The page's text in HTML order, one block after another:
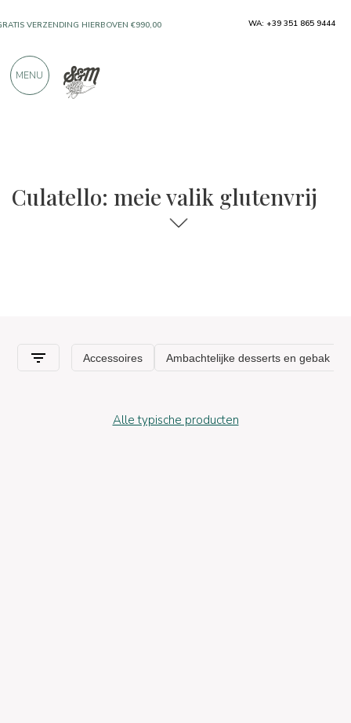
Culatello: meie valik glutenvrij
Alle typische producten
VERZENDING HIERBOVEN €990,00
PRODUCTEN VAN UITSTEKENDE
WA: +39 351 865 9444
MENU